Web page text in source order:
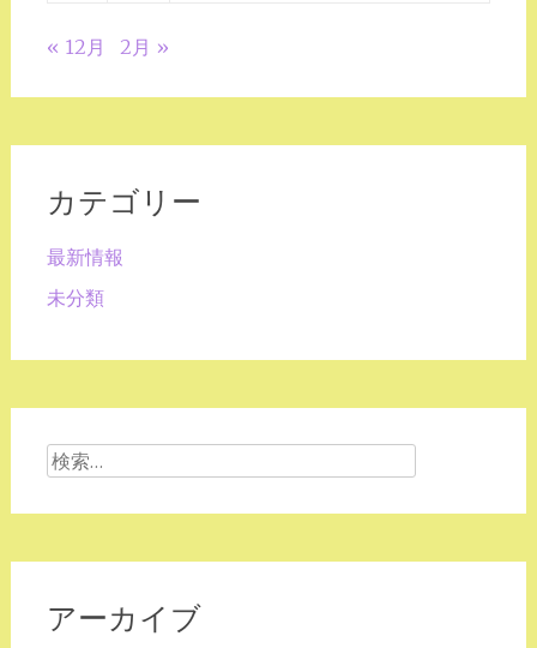
« 12月 2月 »
カテゴリー
最新情報
未分類
検
索:
アーカイブ